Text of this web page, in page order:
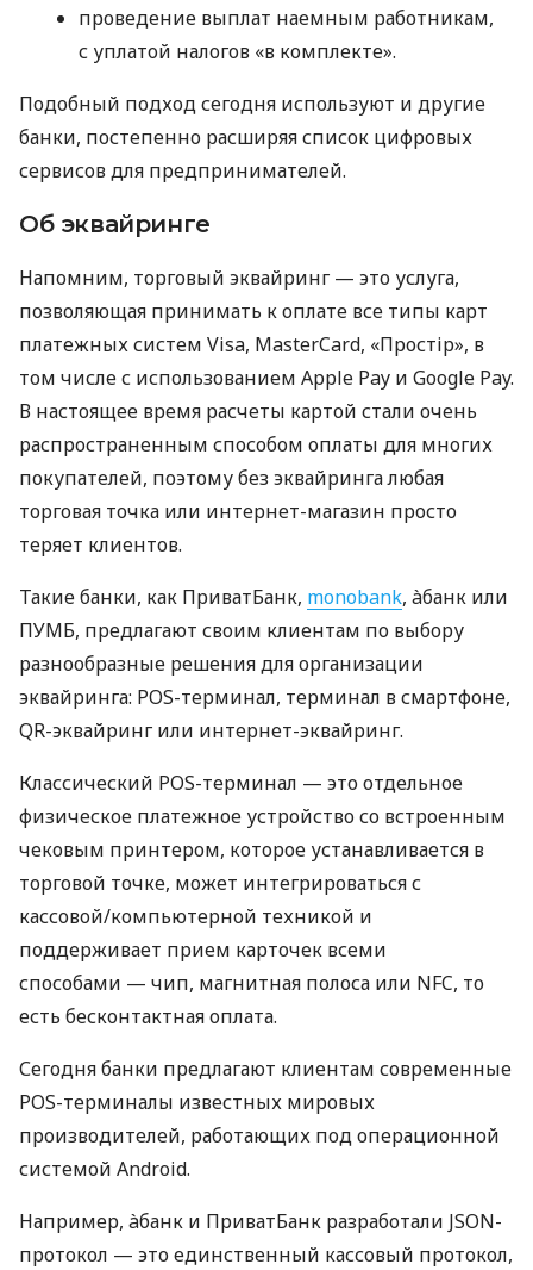
проведение выплат наемным работникам,
с уплатой налогов «в комплекте».
Подобный подход сегодня используют и другие
банки, постепенно расширяя список цифровых
сервисов для предпринимателей.
Об эквайринге
Напомним, торговый эквайринг — это услуга,
позволяющая принимать к оплате все типы карт
платежных систем Visa, MasterCard, «Простір», в
том числе с использованием Apple Pay и Google Pay.
В настоящее время расчеты картой стали очень
распространенным способом оплаты для многих
покупателей, поэтому без эквайринга любая
торговая точка или интернет-магазин просто
теряет клиентов.
Такие банки, как ПриватБанк, monobank, àбанк или
ПУМБ, предлагают своим клиентам по выбору
разнообразные решения для организации
эквайринга: POS-терминал, терминал в смартфоне,
QR-эквайринг или интернет-эквайринг.
Классический POS-терминал — это отдельное
физическое платежное устройство со встроенным
чековым принтером, которое устанавливается в
торговой точке, может интегрироваться с
кассовой/компьютерной техникой и
поддерживает прием карточек всеми
способами — чип, магнитная полоса или NFC, то
есть бесконтактная оплата.
Сегодня банки предлагают клиентам современные
POS-терминалы известных мировых
производителей, работающих под операционной
системой Android.
Например, àбанк и ПриватБанк разработали JSON-
протокол — это единственный кассовый протокол,